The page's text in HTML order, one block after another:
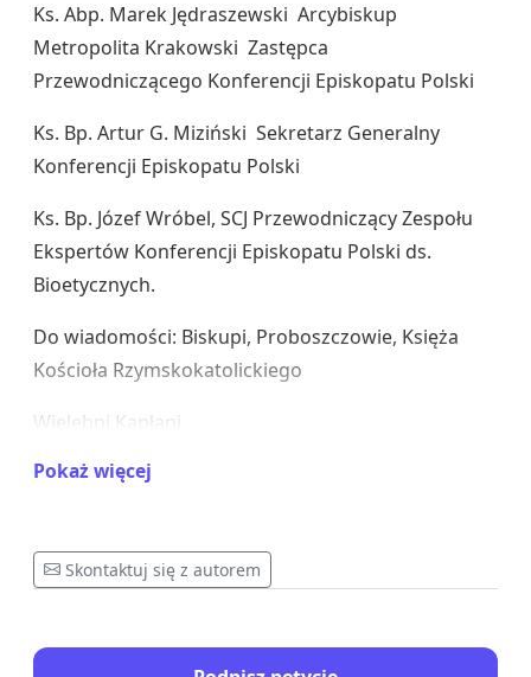
Ks. Abp. Marek Jędraszewski Arcybiskup
Metropolita Krakowski Zastępca
Przewodniczącego Konferencji Episkopatu Polski
Ks. Bp. Artur G. Miziński Sekretarz Generalny
Konferencji Episkopatu Polski
Ks. Bp. Józef Wróbel, SCJ Przewodniczący Zespołu
Ekspertów Konferencji Episkopatu Polski ds.
Bioetycznych.
Do wiadomości: Biskupi, Proboszczowie, Księża
Kościoła Rzymskokatolickiego
Wielebni Kapłani,
Zwracamy się do Was, Wielebni Kapłani w
19.Chcemy poinformować o etycznych
Pokaż więcej
Skontaktuj się z autorem